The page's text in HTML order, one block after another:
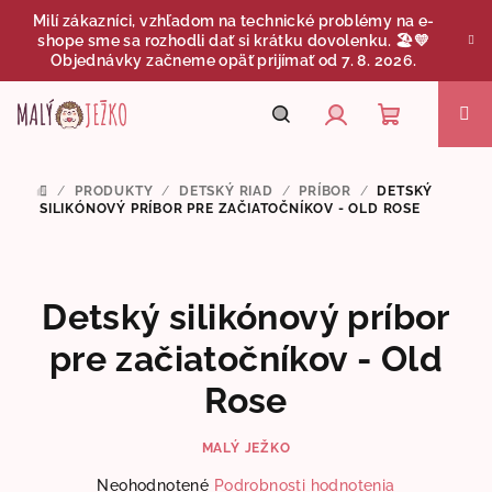
Milí zákazníci, vzhľadom na technické problémy na e-
shope sme sa rozhodli dať si krátku dovolenku. 🏖️💛
Objednávky začneme opäť prijímať od 7. 8. 2026.
Nákupný
košík
DOMOV
/ PRODUKTY / DETSKÝ RIAD / PRÍBOR /
DETSKÝ
SILIKÓNOVÝ PRÍBOR PRE ZAČIATOČNÍKOV - OLD ROSE
Detský silikónový príbor
pre začiatočníkov - Old
Rose
MALÝ JEŽKO
Priemerné
Neohodnotené Podrobnosti hodnotenia